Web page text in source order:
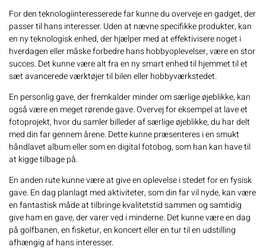
For den teknologiinteresserede far kunne du overveje en gadget, der
passer til hans interesser. Uden at nævne specifikke produkter, kan
en ny teknologisk enhed, der hjælper med at effektivisere noget i
hverdagen eller måske forbedre hans hobbyoplevelser, være en stor
succes. Det kunne være alt fra en ny smart enhed til hjemmet til et
sæt avancerede værktøjer til bilen eller hobbyværkstedet.
En personlig gave, der fremkalder minder om særlige øjeblikke, kan
også være en meget rørende gave. Overvej for eksempel at lave et
fotoprojekt, hvor du samler billeder af særlige øjeblikke, du har delt
med din far gennem årene. Dette kunne præsenteres i en smukt
håndlavet album eller som en digital fotobog, som han kan have til
at kigge tilbage på.
En anden rute kunne være at give en oplevelse i stedet for en fysisk
gave. En dag planlagt med aktiviteter, som din far vil nyde, kan være
en fantastisk måde at tilbringe kvalitetstid sammen og samtidig
give ham en gave, der varer ved i minderne. Det kunne være en dag
på golfbanen, en fisketur, en koncert eller en tur til en udstilling
afhængig af hans interesser.